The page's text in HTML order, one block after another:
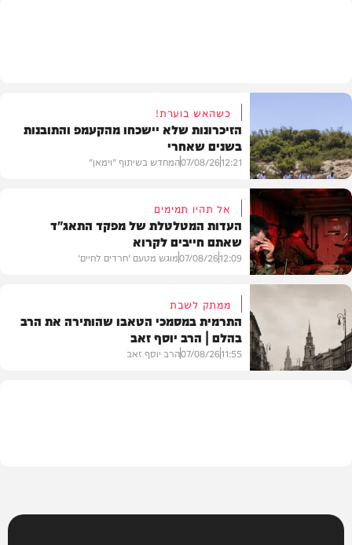
וידאו
כשהאש בוערת!
הזיכרונות שלא יישכחו מהקעמפ והתובנות
בשנים שאחרי
12:21
07/08/26המחדש בשיתוף "וימאן"
דעות
אל תהיו תמימים
העדות המטלטלת של מפקד התאג"ד
שאתם חייבים לקרוא
12:09
07/08/26מוגש מטעם 'חרדים לחיים'
ממתק לשבת
התרמית במסמכי הטאבו שהותירה את הרב
בהלם | הרב יוסף זאב
11:55
07/08/26הרב יוסף זאב